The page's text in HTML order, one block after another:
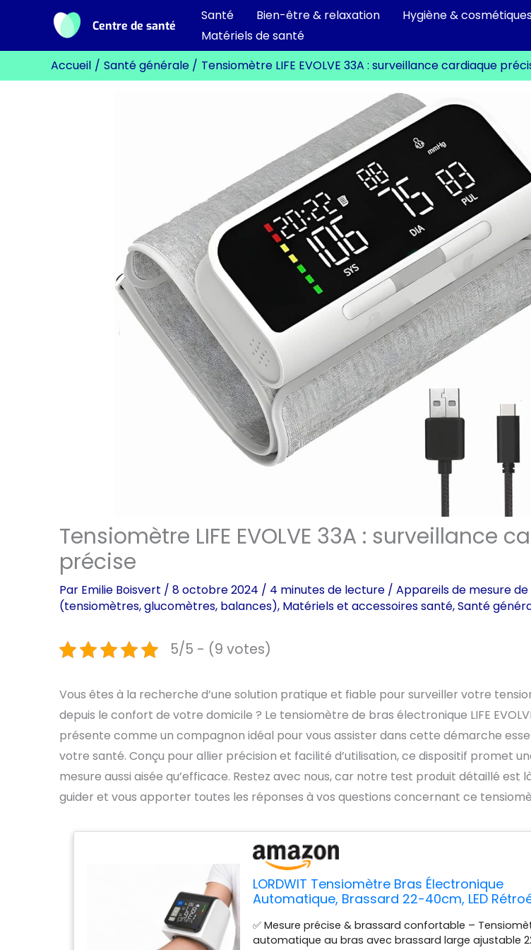
contenu
Centre de santé
Santé Bien-être & relaxation Hygiène &
Matériels de santé
Accueil Santé générale Tensiomètre LIFE EVOLVE 33A : surveillance cardiaque
Tensiomètre LIFE EVOLVE 33A : surveillance
précise
Par Emilie Boisvert / 8 octobre 2024 / 4 minutes de lecture / Appareils de mesure
(tensiomètres, glucomètres, balances), Matériels et accessoires santé,Santé
5/5 - (9 votes)
Vous êtes à la recherche d’une solution pratique et fiable pour surveiller votre
depuis le confort de votre domicile ? Le tensiomètre de bras électronique LIFE
présente comme un compagnon idéal pour vous assister dans cette démarche
votre santé. Conçu pour allier précision et facilité d’utilisation, ce dispositif promet
mesure aussi aisée qu’efficace. Restez avec nous, car notre test produit détaillé est
guider et vous apporter toutes les réponses à vos questions concernant ce
LORDWIT Tensiomètre Bras Électronique
Automatique, Brassard 22-40cm, LED
Pouls, Alimentation USB-C/Piles AA, Usage
Domestique
✅ Mesure précise & brassard confortable –
automatique au bras avec brassard large ajustable